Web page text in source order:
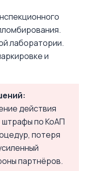
лаборатории.
и
действия
штрафы по КоАП
потеря
партнёров.